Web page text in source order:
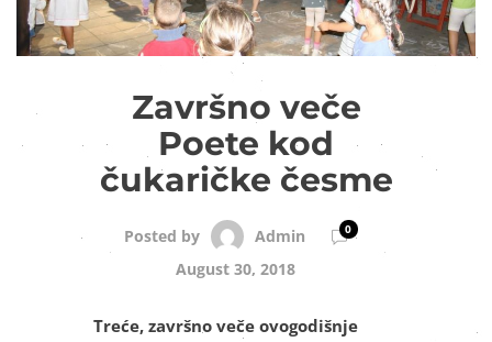
Završno veče
Poete kod
čukaričke česme
Posted by Admin 0
August 30, 2018
Treće, završno veče ovogodišnje